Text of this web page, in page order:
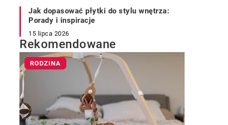
Jak dopasować płytki do stylu wnętrza:
Porady i inspiracje
15 lipca 2026
Rekomendowane
RODZINA